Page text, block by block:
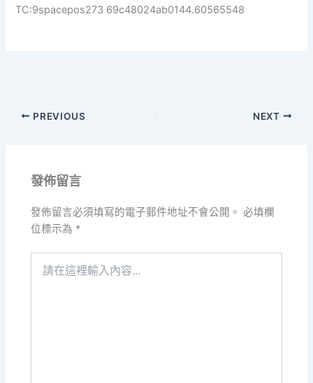
TC:9spacepos273 69c48024ab0144.60565548
PREVIOUS NEXT
發佈留言
發佈留言必須填寫的電子郵件地址不會公開。 必填欄
位標示為 *